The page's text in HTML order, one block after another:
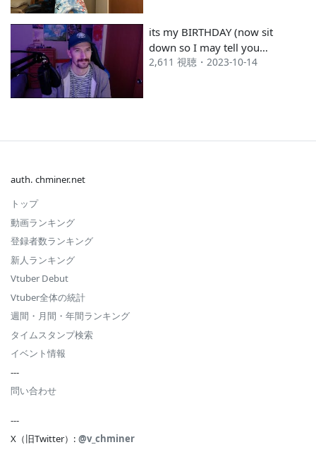
its my BIRTHDAY (now sit
down so I may tell you
stories)
2,611 視聴・2023-10-14
auth. chminer.net
トップ
動画ランキング
登録者数ランキング
新人ランキング
Vtuber Debut
Vtuber全体の統計
週間・月間・年間ランキング
タイムスタンプ検索
イベント情報
---
問い合わせ
---
X（旧Twitter）: @v_chminer